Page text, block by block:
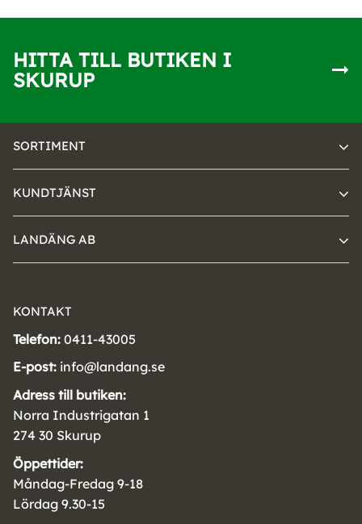
HITTA TILL BUTIKEN I
SKURUP
SORTIMENT
KUNDTJÄNST
LANDÄNG AB
KONTAKT
Telefon: 0411-43005
E-post: info@landang.se
Adress till butiken:
Norra Industrigatan 1
274 30 Skurup
Öppettider:
Måndag-Fredag 9-18
Lördag 9.30-15